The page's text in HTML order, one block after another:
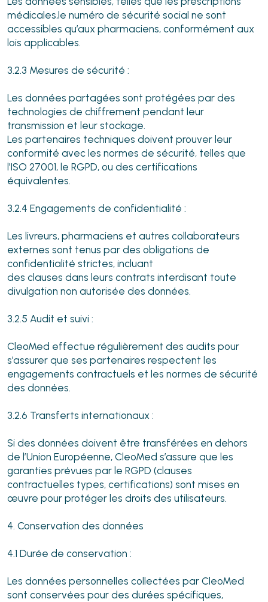
médicales,le numéro de sécurité social ne sont
accessibles qu’aux pharmaciens, conformément aux
lois applicables.
3.2.3 Mesures de sécurité :
Les données partagées sont protégées par des
technologies de chiffrement pendant leur
transmission et leur stockage.
Les partenaires techniques doivent prouver leur
conformité avec les normes de sécurité, telles que
l’ISO 27001, le RGPD, ou des certifications
équivalentes.
3.2.4 Engagements de confidentialité :
Les livreurs, pharmaciens et autres collaborateurs
externes sont tenus par des obligations de
confidentialité strictes, incluant
des clauses dans leurs contrats interdisant toute
divulgation non autorisée des données.
3.2.5 Audit et suivi :
CleoMed effectue régulièrement des audits pour
s’assurer que ses partenaires respectent les
engagements contractuels et les normes de sécurité
des données.
3.2.6 Transferts internationaux :
Si des données doivent être transférées en dehors
de l’Union Européenne, CleoMed s’assure que les
garanties prévues par le RGPD (clauses
contractuelles types, certifications) sont mises en
œuvre pour protéger les droits des utilisateurs.
4. Conservation des données
4.1 Durée de conservation :
Les données personnelles collectées par CleoMed
sont conservées pour des durées spécifiques,